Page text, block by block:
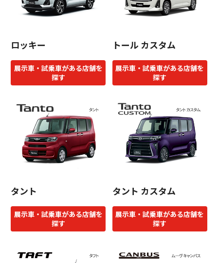
ロッキー
展示車・試乗車がある店舗を
探す
トール カスタム
展示車・試乗車がある店舗を
探す
タント
展示車・試乗車がある店舗を
探す
タント カスタム
展示車・試乗車がある店舗を
探す